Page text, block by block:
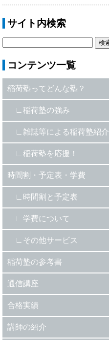
サイト内検索
コンテンツ一覧
稲荷塾ってどんな塾？
稲荷塾の強み
雑誌等による稲荷塾紹介
稲荷塾を応援！
時間割・予定表・学費
時間割と予定表
学費について
その他サービス
稲荷塾の参考書
通信講座
合格実績
講師の紹介